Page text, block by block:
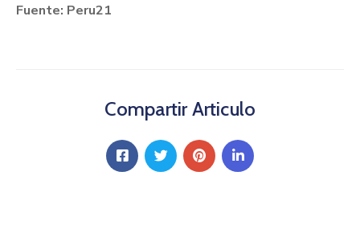
Fuente: Peru21
Compartir Articulo